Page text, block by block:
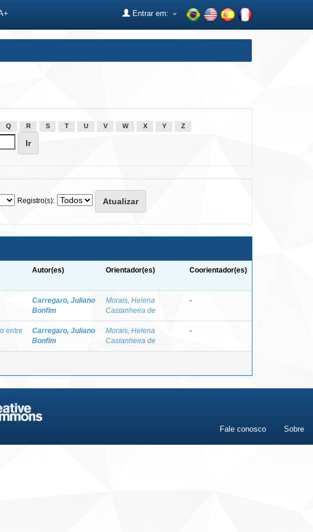
Entrar em:
Q R S T U V W X Y Z
Registro(s):
Autor(es) Orientador(es) Coorientador(es)
Carregaro, Juliano
Bonfim
Morais, Helena
Castanheira de
-
entre
Carregaro, Juliano
Bonfim
Morais, Helena
Castanheira de
-
Fale conosco Sobre